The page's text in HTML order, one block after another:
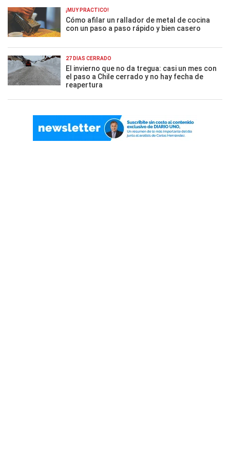
¡MUY PRÁCTICO!
Cómo afilar un rallador de metal de cocina
con un paso a paso rápido y bien casero
27 DÍAS CERRADO
El invierno que no da tregua: casi un mes con
el paso a Chile cerrado y no hay fecha de
reapertura